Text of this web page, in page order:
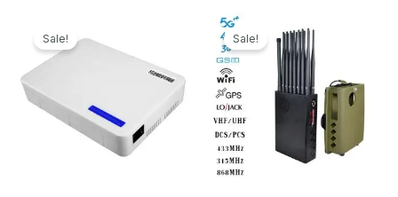
Sale!
war:
329,99€.
Sale!
Preis
war:
1.599,00€